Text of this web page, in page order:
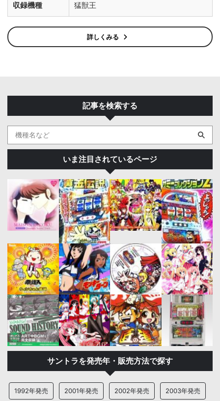
収録機種 猛獣王
詳しくみる
記事を検索する
いま注目されているページ
サントラを発売年・販売方法で探す
1992年発売 2001年発売 2002年発売 2003年発売